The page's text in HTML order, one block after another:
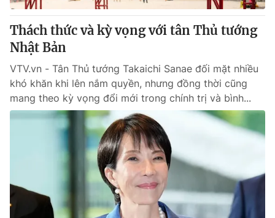
Thách thức và kỳ vọng với tân Thủ tướng
Nhật Bản
VTV.vn - Tân Thủ tướng Takaichi Sanae đối mặt nhiều
khó khăn khi lên nắm quyền, nhưng đồng thời cũng
mang theo kỳ vọng đổi mới trong chính trị và bình...